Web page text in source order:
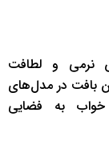
نرمی و لطافت
بافت در مدل‌های
به فضایی